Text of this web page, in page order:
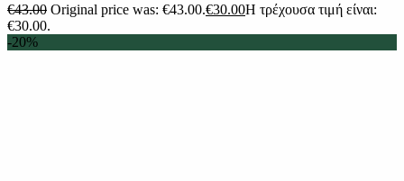
€43.00 Original price was: €43.00.€30.00Η τρέχουσα τιμή είναι:
€30.00.
-20%